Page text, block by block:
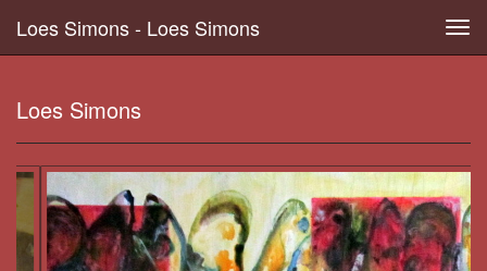
Loes Simons - Loes Simons
Loes Simons